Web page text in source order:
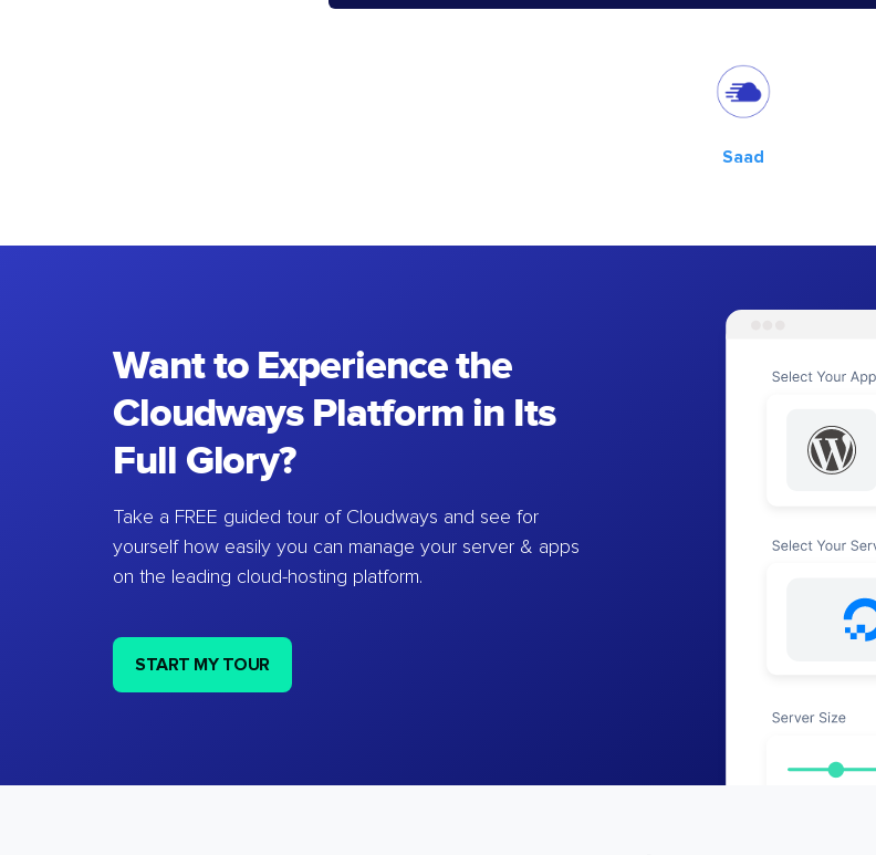
Saad
Want to Experience the
Cloudways Platform in Its
Full Glory?
Take a FREE guided tour of Cloudways and see for
yourself how easily you can manage your server & apps
on the leading cloud-hosting platform.
START MY TOUR